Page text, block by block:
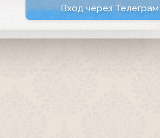
Вход через Телеграм